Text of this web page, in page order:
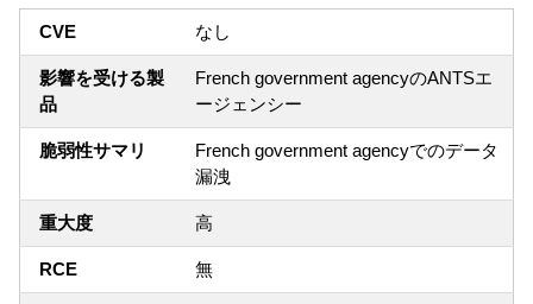
CVE なし
影響を受ける製
品
French government agencyのANTSエ
ージェンシー
脆弱性サマリ
French government agencyでのデータ
漏洩
重大度 高
RCE 無